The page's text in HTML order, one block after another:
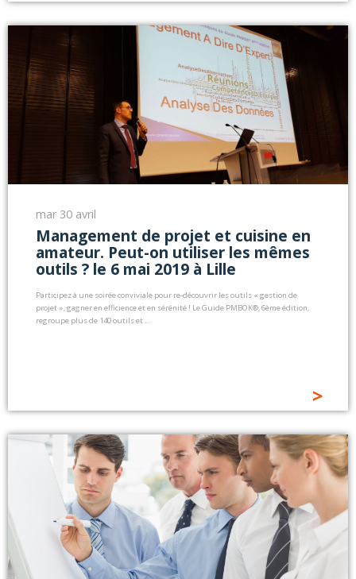
mar 30 avril
Management de projet et cuisine en
amateur. Peut-on utiliser les mêmes
outils ? le 6 mai 2019 à Lille
Participez à une soirée conviviale pour re-découvrir les outils « gestion de
projet », gagner en efficience et en sérénité ! Le Guide PMBOK®, 6ème édition,
regroupe plus de 140 outils et …
>